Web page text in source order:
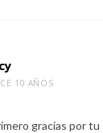
10 AÑOS
gracias por